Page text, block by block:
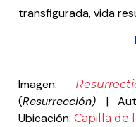
transfigurada, vida
Imagen:
(Resurrección) |
Ubicación: Capilla de